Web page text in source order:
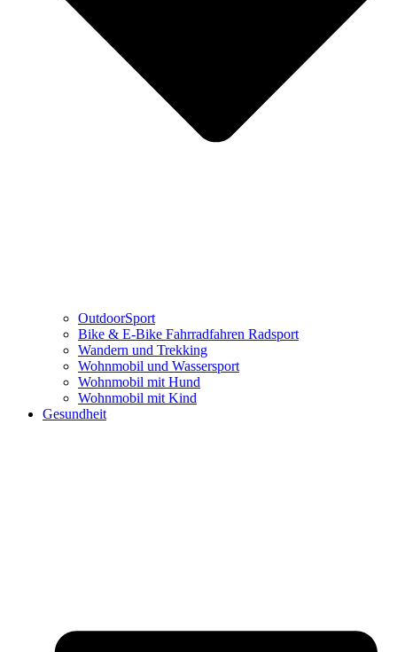
OutdoorSport
Bike & E-Bike Fahrradfahren Radsport
Wandern und Trekking
Wohnmobil und Wassersport
Wohnmobil mit Hund
Wohnmobil mit Kind
Gesundheit